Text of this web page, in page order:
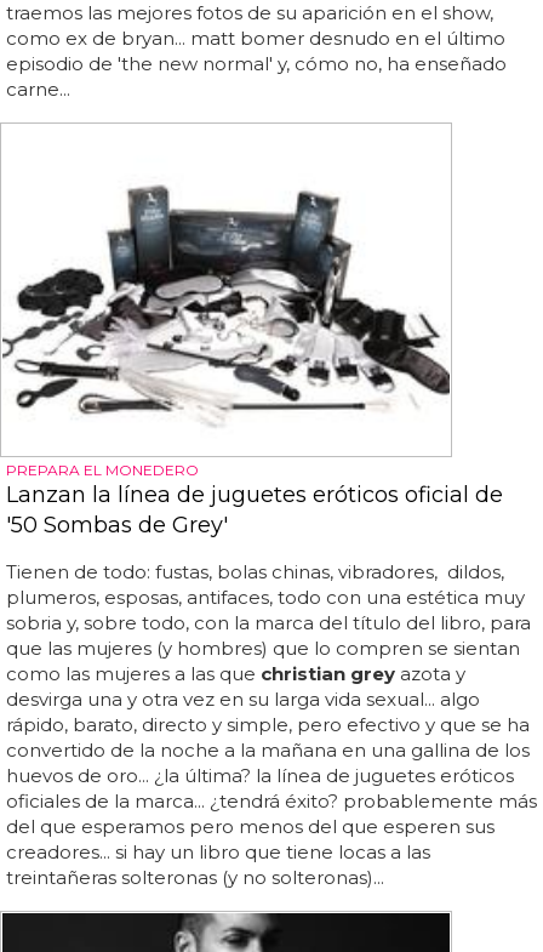
traemos las mejores fotos de su aparición en el show,
como ex de bryan... matt bomer desnudo en el último
episodio de 'the new normal' y, cómo no, ha enseñado
carne...
PREPARA EL MONEDERO
Lanzan la línea de juguetes eróticos oficial de
'50 Sombas de Grey'
Tienen de todo: fustas, bolas chinas, vibradores, dildos,
plumeros, esposas, antifaces, todo con una estética muy
sobria y, sobre todo, con la marca del título del libro, para
que las mujeres (y hombres) que lo compren se sientan
como las mujeres a las que christian grey azota y
desvirga una y otra vez en su larga vida sexual... algo
rápido, barato, directo y simple, pero efectivo y que se ha
convertido de la noche a la mañana en una gallina de los
huevos de oro... ¿la última? la línea de juguetes eróticos
oficiales de la marca... ¿tendrá éxito? probablemente más
del que esperamos pero menos del que esperen sus
creadores... si hay un libro que tiene locas a las
treintañeras solteronas (y no solteronas)...